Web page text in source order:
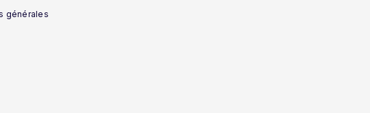
générales